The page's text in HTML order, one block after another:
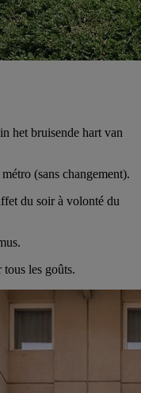
het bruisende hart van
(sans changement).
du soir à volonté du
les goûts.